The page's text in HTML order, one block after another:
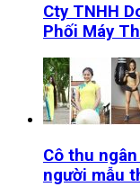
Cty TNHH
Phối Máy
Cô thu
người mẫu